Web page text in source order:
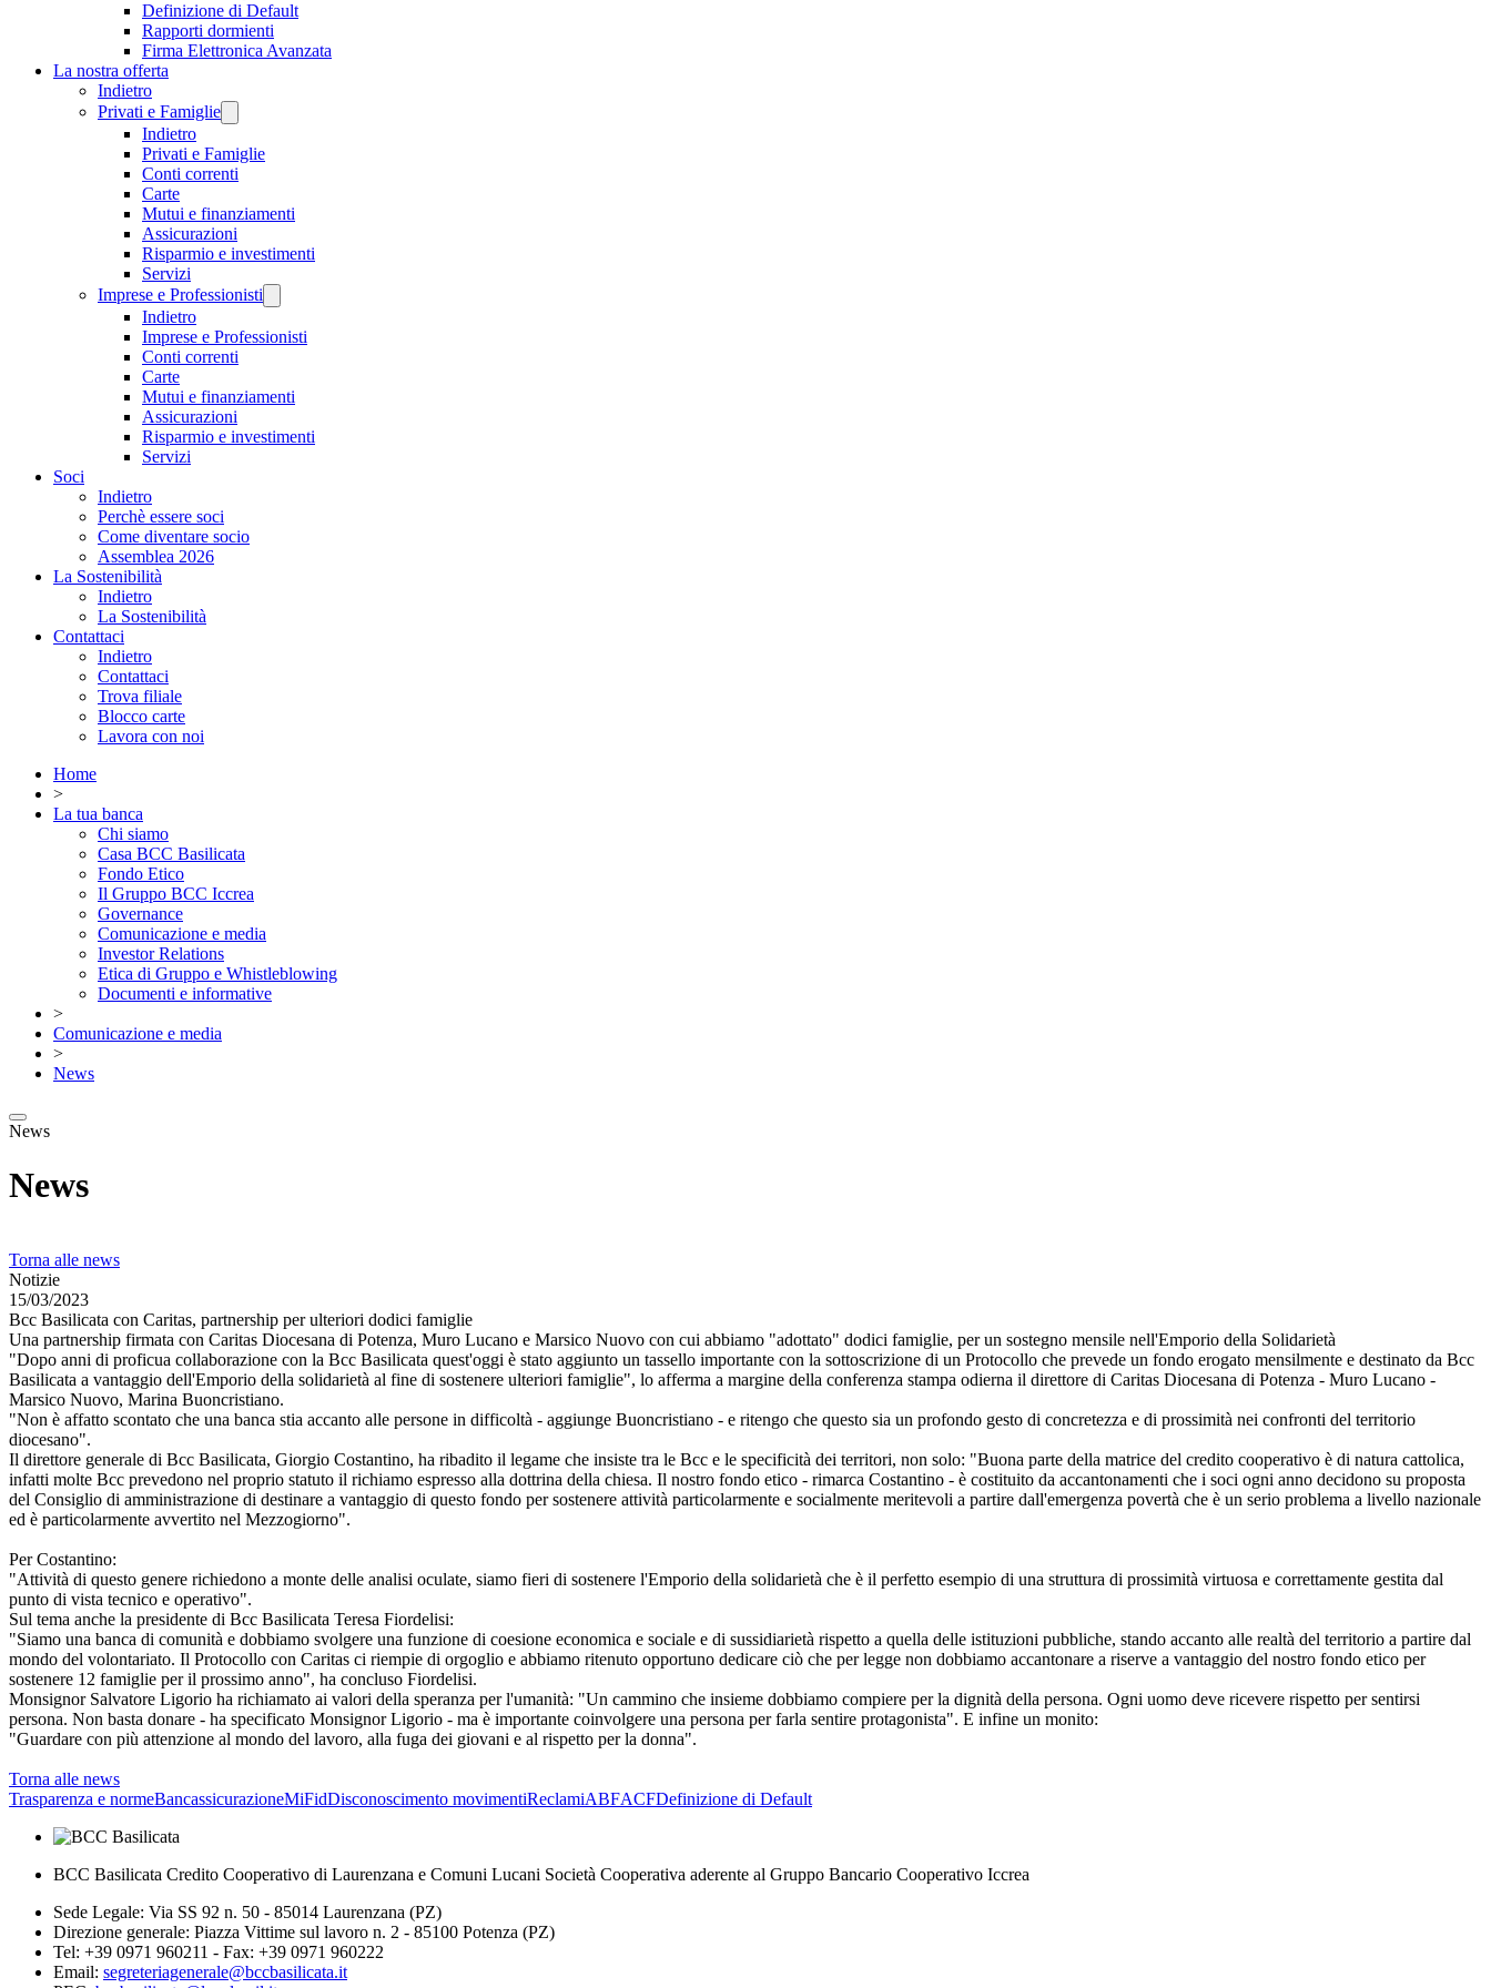
Definizione di Default
Rapporti dormienti
Firma Elettronica Avanzata
La nostra offerta
Indietro
Privati e Famiglie
Indietro
Privati e Famiglie
Conti correnti
Carte
Mutui e finanziamenti
Assicurazioni
Risparmio e investimenti
Servizi
Imprese e Professionisti
Indietro
Imprese e Professionisti
Conti correnti
Carte
Mutui e finanziamenti
Assicurazioni
Risparmio e investimenti
Servizi
Soci
Indietro
Perchè essere soci
Come diventare socio
Assemblea 2026
La Sostenibilità
Indietro
La Sostenibilità
Contattaci
Indietro
Contattaci
Trova filiale
Blocco carte
Lavora con noi
Home
>
La tua banca
Chi siamo
Casa BCC Basilicata
Fondo Etico
Il Gruppo BCC Iccrea
Governance
Comunicazione e media
Investor Relations
Etica di Gruppo e Whistleblowing
Documenti e informative
>
Comunicazione e media
>
News
News
News
Torna alle news
Notizie
15/03/2023
Bcc Basilicata con Caritas, partnership per ulteriori dodici famiglie
Una partnership firmata con Caritas Diocesana di Potenza, Muro Lucano e Marsico Nuovo con cui abbiamo "adottato" dodici famiglie, per un sostegno mensile nell'Emporio della Solidarietà
"Dopo anni di proficua collaborazione con la Bcc Basilicata quest'oggi è stato aggiunto un tassello importante con la sottoscrizione di un Protocollo che prevede un fondo erogato mensilmente e destinato da Bcc
Basilicata a vantaggio dell'Emporio della solidarietà al fine di sostenere ulteriori famiglie", lo afferma a margine della conferenza stampa odierna il direttore di Caritas Diocesana di Potenza - Muro Lucano -
Marsico Nuovo, Marina Buoncristiano.
"Non è affatto scontato che una banca stia accanto alle persone in difficoltà - aggiunge Buoncristiano - e ritengo che questo sia un profondo gesto di concretezza e di prossimità nei confronti del territorio
diocesano".
Il direttore generale di Bcc Basilicata, Giorgio Costantino, ha ribadito il legame che insiste tra le Bcc e le specificità dei territori, non solo: "Buona parte della matrice del credito cooperativo è di natura cattolica,
infatti molte Bcc prevedono nel proprio statuto il richiamo espresso alla dottrina della chiesa. Il nostro fondo etico - rimarca Costantino - è costituito da accantonamenti che i soci ogni anno decidono su proposta
del Consiglio di amministrazione di destinare a vantaggio di questo fondo per sostenere attività particolarmente e socialmente meritevoli a partire dall'emergenza povertà che è un serio problema a livello nazionale
ed è particolarmente avvertito nel Mezzogiorno".
Per Costantino:
"Attività di questo genere richiedono a monte delle analisi oculate, siamo fieri di sostenere l'Emporio della solidarietà che è il perfetto esempio di una struttura di prossimità virtuosa e correttamente gestita dal
punto di vista tecnico e operativo".
Sul tema anche la presidente di Bcc Basilicata Teresa Fiordelisi:
"Siamo una banca di comunità e dobbiamo svolgere una funzione di coesione economica e sociale e di sussidiarietà rispetto a quella delle istituzioni pubbliche, stando accanto alle realtà del territorio a partire dal
mondo del volontariato. Il Protocollo con Caritas ci riempie di orgoglio e abbiamo ritenuto opportuno dedicare ciò che per legge non dobbiamo accantonare a riserve a vantaggio del nostro fondo etico per
sostenere 12 famiglie per il prossimo anno", ha concluso Fiordelisi.
Monsignor Salvatore Ligorio ha richiamato ai valori della speranza per l'umanità: "Un cammino che insieme dobbiamo compiere per la dignità della persona. Ogni uomo deve ricevere rispetto per sentirsi
persona. Non basta donare - ha specificato Monsignor Ligorio - ma è importante coinvolgere una persona per farla sentire protagonista". E infine un monito:
"Guardare con più attenzione al mondo del lavoro, alla fuga dei giovani e al rispetto per la donna".
Torna alle news
Trasparenza e normeBancassicurazioneMiFidDisconoscimento movimentiReclamiABFACFDefinizione di Default
BCC Basilicata Credito Cooperativo di Laurenzana e Comuni Lucani Società Cooperativa aderente al Gruppo Bancario Cooperativo Iccrea
Sede Legale: Via SS 92 n. 50 - 85014 Laurenzana (PZ)
Direzione generale: Piazza Vittime sul lavoro n. 2 - 85100 Potenza (PZ)
Tel: +39 0971 960211 - Fax: +39 0971 960222
Email: segreteriagenerale@bccbasilicata.it